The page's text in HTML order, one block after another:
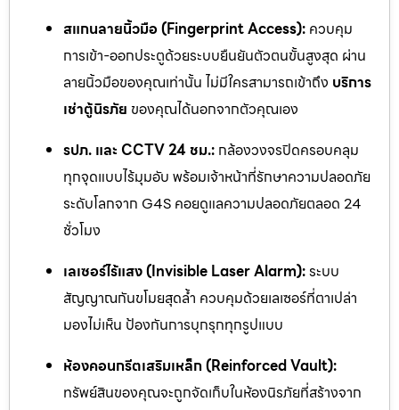
สแกนลายนิ้วมือ (Fingerprint Access): ควบคุม
การเข้า-ออกประตูด้วยระบบยืนยันตัวตนขั้นสูงสุด ผ่าน
ลายนิ้วมือของคุณเท่านั้น ไม่มีใครสามารถเข้าถึง บริการ
เช่าตู้นิรภัย ของคุณได้นอกจากตัวคุณเอง
รปภ. และ CCTV 24 ชม.: กล้องวงจรปิดครอบคลุม
ทุกจุดแบบไร้มุมอับ พร้อมเจ้าหน้าที่รักษาความปลอดภัย
ระดับโลกจาก G4S คอยดูแลความปลอดภัยตลอด 24
ชั่วโมง
เลเซอร์ไร้แสง (Invisible Laser Alarm):ระบบ
สัญญาณกันขโมยสุดล้ำ ควบคุมด้วยเลเซอร์ที่ตาเปล่า
มองไม่เห็น ป้องกันการบุกรุกทุกรูปแบบ
ห้องคอนกรีตเสริมเหล็ก (Reinforced Vault):
ทรัพย์สินของคุณจะถูกจัดเก็บในห้องนิรภัยที่สร้างจาก